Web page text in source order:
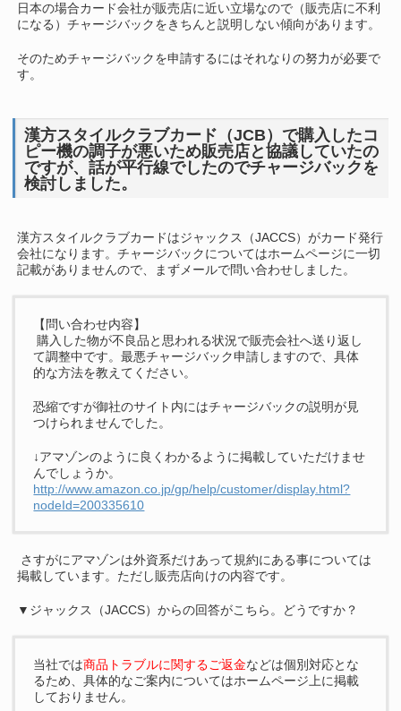
日本の場合カード会社が販売店に近い立場なので（販売店に不利
になる）チャージバックをきちんと説明しない傾向があります。
そのためチャージバックを申請するにはそれなりの努力が必要で
す。
漢方スタイルクラブカード（JCB）で購入したコ
ピー機の調子が悪いため販売店と協議していたの
ですが、話が平行線でしたのでチャージバックを
検討しました。
漢方スタイルクラブカードはジャックス（JACCS）がカード発行
会社になります。チャージバックについてはホームページに一切
記載がありませんので、まずメールで問い合わせしました。
【問い合わせ内容】
購入した物が不良品と思われる状況で販売会社へ送り返し
て調整中です。最悪チャージバック申請しますので、具体
的な方法を教えてください。
恐縮ですが御社のサイト内にはチャージバックの説明が見
つけられませんでした。
↓アマゾンのように良くわかるように掲載していただけませ
んでしょうか。
http://www.amazon.co.jp/gp/help/customer/display.html?
nodeId=200335610
さすがにアマゾンは外資系だけあって規約にある事については
掲載しています。ただし販売店向けの内容です。
▼ジャックス（JACCS）からの回答がこちら。どうですか？
当社では商品トラブルに関するご返金などは個別対応とな
るため、具体的なご案内についてはホームページ上に掲載
しておりません。